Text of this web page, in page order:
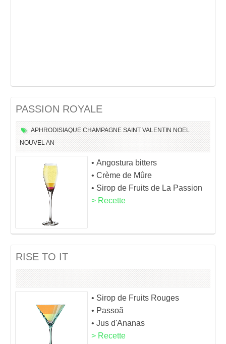
PASSION ROYALE
APHRODISIAQUE CHAMPAGNE SAINT VALENTIN NOEL
NOUVEL AN
• Angostura bitters
• Crème de Mûre
• Sirop de Fruits de La Passion
> Recette
RISE TO IT
• Sirop de Fruits Rouges
• Passoã
• Jus d'Ananas
> Recette